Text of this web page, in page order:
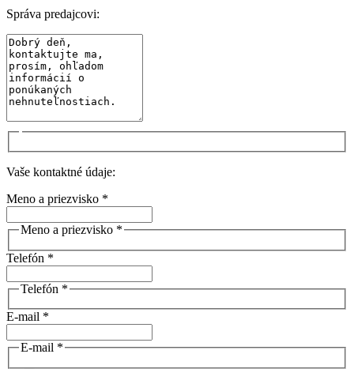
Správa predajcovi:
Vaše kontaktné údaje:
Meno a priezvisko *
Meno a priezvisko *
Telefón *
Telefón *
E-mail *
E-mail *